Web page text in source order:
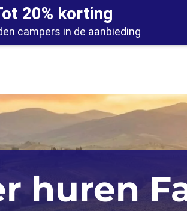
20% korting
campers in de aanbieding
Ierland Verenigd
huren